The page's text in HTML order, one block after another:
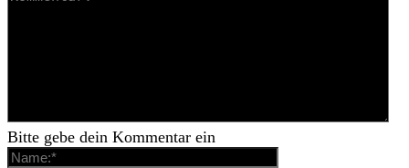
Bitte gebe dein Kommentar ein